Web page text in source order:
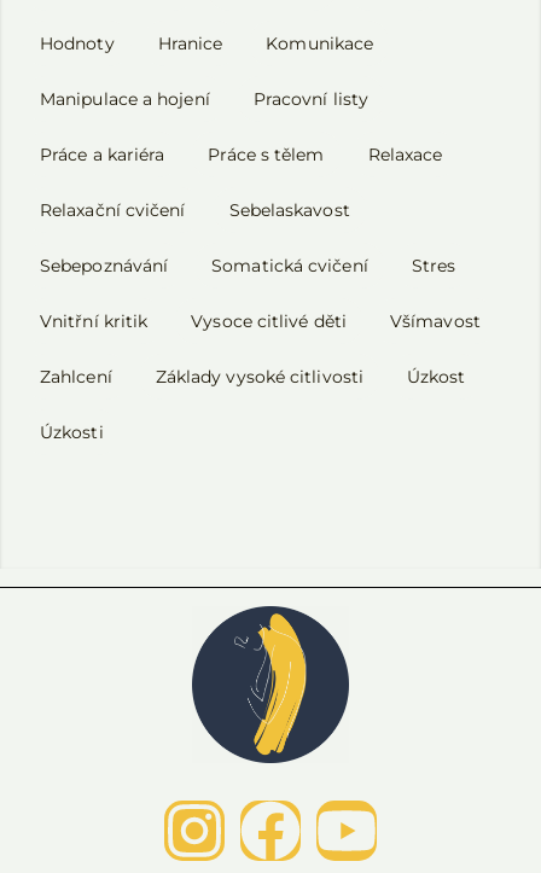
Hodnoty Hranice Komunikace
Manipulace a hojení Pracovní listy
Práce a kariéra Práce s tělem Relaxace
Relaxační cvičení Sebelaskavost
Sebepoznávání Somatická cvičení Stres
Vnitřní kritik Vysoce citlivé děti Všímavost
Zahlcení Základy vysoké citlivosti Úzkost
Úzkosti